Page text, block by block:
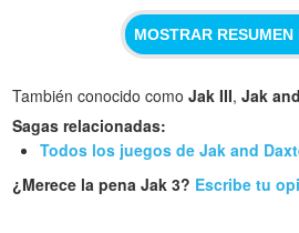
MOSTRAR RESUMEN
También conocido comoJak III,Jak
Sagas relacionadas:
Todos los juegos de Jak and
¿Merece la pena Jak 3? Escribe tu